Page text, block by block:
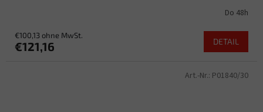
Do 48h
€100,13 ohne MwSt.
€121,16 DETAIL
Art.-Nr.: P01840/30